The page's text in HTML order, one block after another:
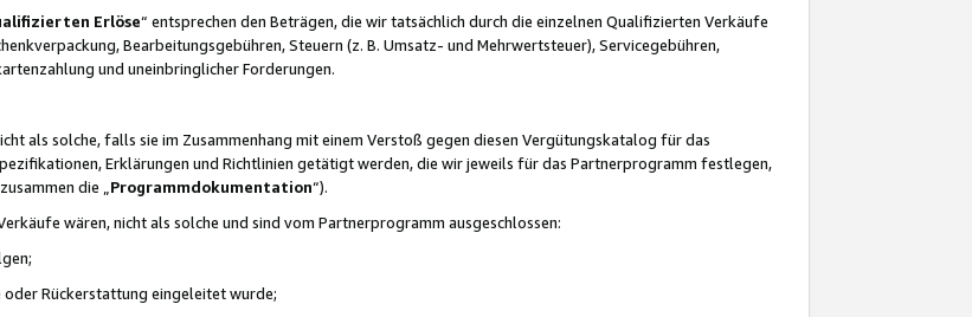
Erlöse“ entsprechen den Beträgen, die wir tatsächlich durch die einzelnen Qualifizierten Verkäufe
Bearbeitungsgebühren, Steuern (z. B. Umsatz- und Mehrwertsteuer), Servicegebühren,
und uneinbringlicher Forderungen.
als solche, falls sie im Zusammenhang mit einem Verstoß gegen diesen Vergütungskatalog für das
Erklärungen und Richtlinien getätigt werden, die wir jeweils für das Partnerprogramm festlegen,
die „ Programmdokumentation“).
wären, nicht als solche und sind vom Partnerprogramm ausgeschlossen:
Rückerstattung eingeleitet wurde;